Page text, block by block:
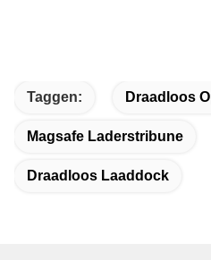
Taggen: Draadloos
Magsafe Laderstribune
Draadloos Laaddock